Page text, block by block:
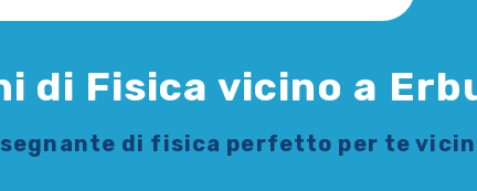
di Fisica vicino a
di fisica perfetto per te